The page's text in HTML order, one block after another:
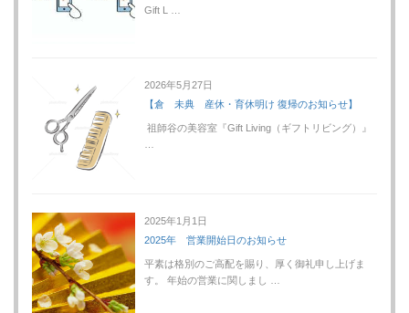
Gift L …
2026年5月27日
【倉 未典 産休・育休明け 復帰のお知らせ】
祖師谷の美容室『Gift Living（ギフトリビング）』
2025年1月1日
2025年 営業開始日のお知らせ
平素は格別のご高配を賜り、厚く御礼申し上げま
す。 年始の営業に関しまし …